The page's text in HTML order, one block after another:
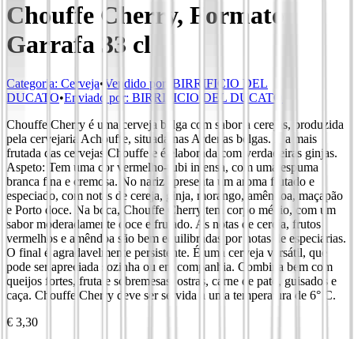
Chouffe Cherry, Formato
Garrafa 33 cl
Categoria: Cerveja• Vendido por:
BIRRIFICIO DEL
DUCATO•Enviado por: BIRRIFICIO DEL DUCATO
Chouffe Cherry é uma cerveja belga com sabor a cerejas, produzida
pela cervejaria Achouffe, situada nas Ardenas belgas. É a mais
frutada das cervejas Chouffe e é elaborada com verdadeiras ginjas.
Aspeto: Tem uma cor vermelho-rubi intensa, com uma espuma
branca fina e cremosa. No nariz apresenta um aroma frutado e
especiado, com notas de cereja, ginja, morango, amêndoa, maçapão
e Porto doce. Na boca, Chouffe Cherry tem corpo médio, com um
sabor moderadamente doce e frutado. As notas de cereja, frutos
vermelhos e amêndoa são bem equilibradas por notas de especiarias.
O final é agradavelmente persistente. É uma cerveja versátil, que
pode ser apreciada sozinha ou em companhia. Combina bem com
queijos fortes, fruta e sobremesas, ostras, carne de pato, guisados e
caça. Chouffe Cherry deve ser servida a uma temperatura de 6° C.
€ 3,30